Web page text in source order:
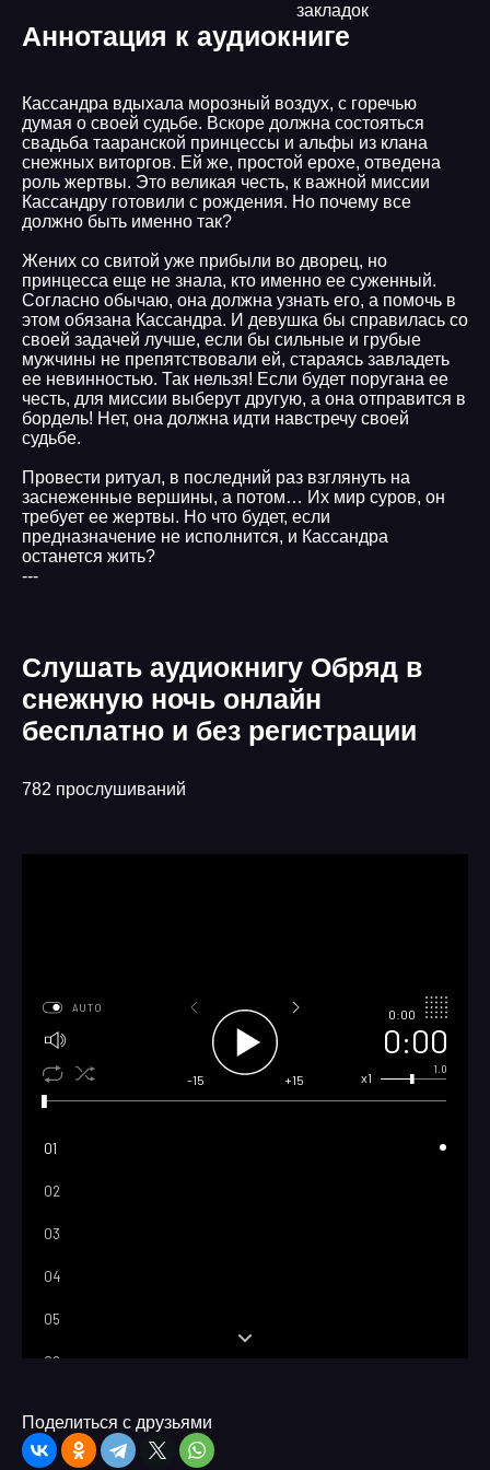
закладок
Аннотация к аудиокниге
Кассандра вдыхала морозный воздух, с горечью
думая о своей судьбе. Вскоре должна состояться
свадьба тааранской принцессы и альфы из клана
снежных виторгов. Ей же, простой ерохе, отведена
роль жертвы. Это великая честь, к важной миссии
Кассандру готовили с рождения. Но почему все
должно быть именно так?
Жених со свитой уже прибыли во дворец, но
принцесса еще не знала, кто именно ее суженный.
Согласно обычаю, она должна узнать его, а помочь в
этом обязана Кассандра. И девушка бы справилась со
своей задачей лучше, если бы сильные и грубые
мужчины не препятствовали ей, стараясь завладеть
ее невинностью. Так нельзя! Если будет поругана ее
честь, для миссии выберут другую, а она отправится в
бордель! Нет, она должна идти навстречу своей
судьбе.
Провести ритуал, в последний раз взглянуть на
заснеженные вершины, а потом… Их мир суров, он
требует ее жертвы. Но что будет, если
предназначение не исполнится, и Кассандра
останется жить?
---
Слушать аудиокнигу Обряд в
снежную ночь онлайн
бесплатно и без регистрации
782 прослушиваний
0:00
0:00
1.0
x1
-15 +15
AUTO
01
02
03
04
05
06
08
Поделиться с друзьями